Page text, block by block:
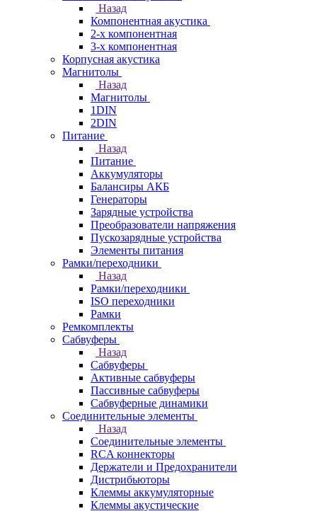
Назад
Компонентная акустика
2-х компонентная
3-х компонентная
Корпусная акустика
Магнитолы
Назад
Магнитолы
1DIN
2DIN
Питание
Назад
Питание
Аккумуляторы
Балансиры АКБ
Генераторы
Зарядные устройства
Преобразователи напряжения
Пускозарядные устройства
Элементы питания
Рамки/переходники
Назад
Рамки/переходники
ISO переходники
Рамки
Ремкомплекты
Сабвуферы
Назад
Сабвуферы
Активные сабвуферы
Пассивные сабвуферы
Сабвуферные динамики
Соединительные элементы
Назад
Соединительные элементы
RCA коннекторы
Держатели и Предохранители
Дистрибьюторы
Клеммы аккумуляторные
Клеммы акустические